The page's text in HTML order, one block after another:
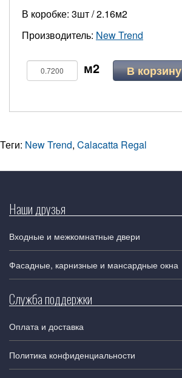
В коробке: 3шт / 2.16м2
Производитель: New Trend
В корзину
Теги: New Trend, Calacatta Regal
Наши друзья
Входные и межкомнатные двери
Фасадные, карнизные и мансардные окна
Служба поддержки
Оплата и доставка
Политика конфиденциальности